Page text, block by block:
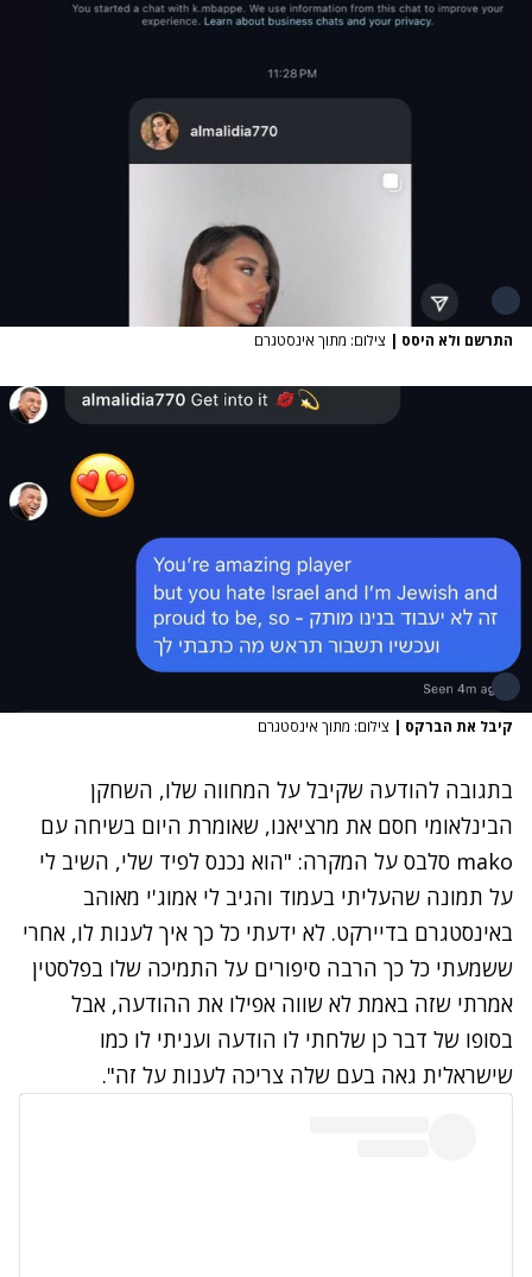
התרשם ולא היסס | צילום: מתוך אינסטגרם
קיבל את הברקס | צילום: מתוך אינסטגרם
בתגובה להודעה שקיבל על המחווה שלו, השחקן
הבינלאומי חסם את מרציאנו, שאומרת היום בשיחה עם
mako סלבס על המקרה: "הוא נכנס לפיד שלי, השיב לי
על תמונה שהעליתי בעמוד והגיב לי אמוג'י מאוהב
באינסטגרם בדיירקט. לא ידעתי כל כך איך לענות לו, אחרי
ששמעתי כל כך הרבה סיפורים על התמיכה שלו בפלסטין
אמרתי שזה באמת לא שווה אפילו את ההודעה, אבל
בסופו של דבר כן שלחתי לו הודעה ועניתי לו כמו
שישראלית גאה בעם שלה צריכה לענות על זה".